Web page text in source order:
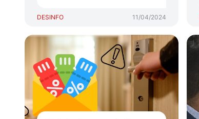
DESINFO 11/04/2024